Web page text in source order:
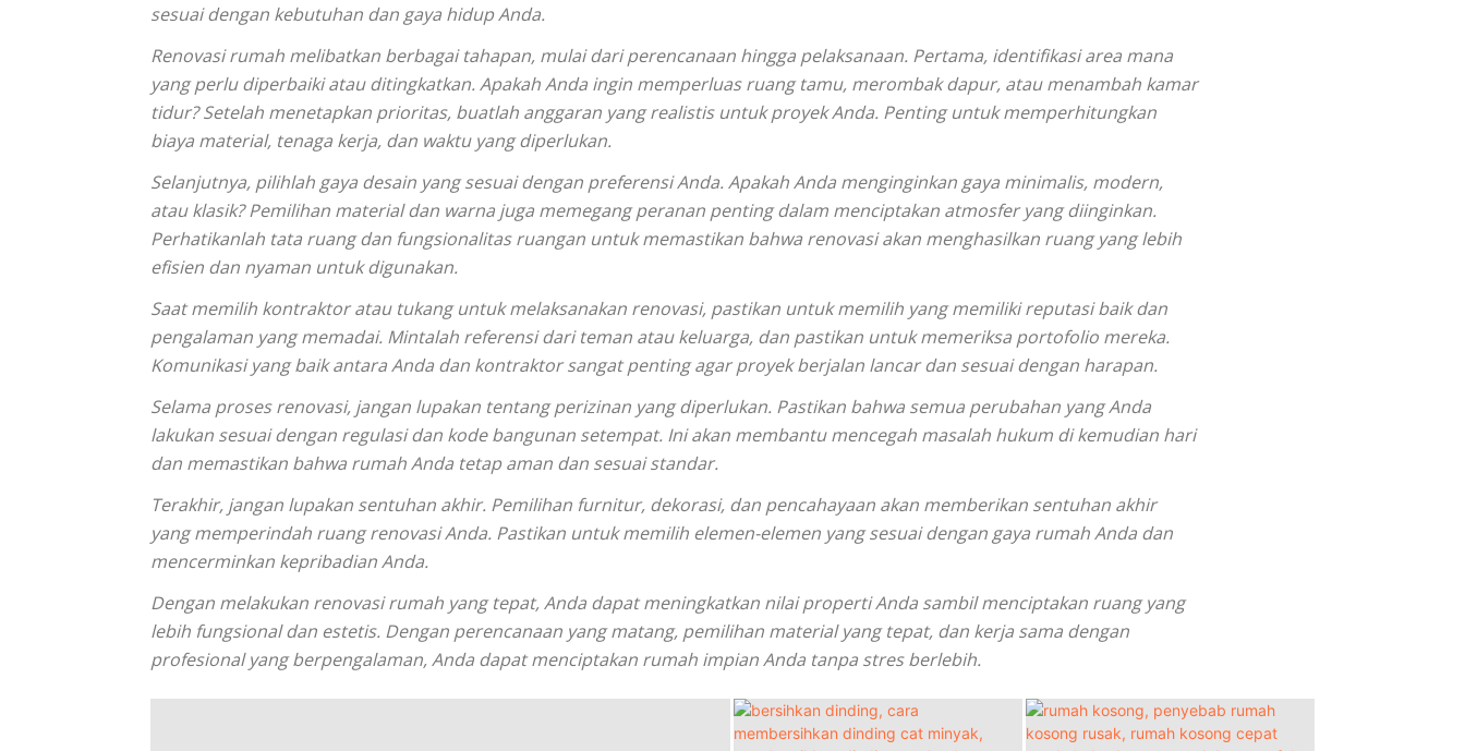
sesuai dengan kebutuhan dan gaya hidup Anda.
Renovasi rumah melibatkan berbagai tahapan, mulai dari perencanaan hingga pelaksanaan. Pertama, identifikasi area mana
yang perlu diperbaiki atau ditingkatkan. Apakah Anda ingin memperluas ruang tamu, merombak dapur, atau menambah kamar
tidur? Setelah menetapkan prioritas, buatlah anggaran yang realistis untuk proyek Anda. Penting untuk memperhitungkan
biaya material, tenaga kerja, dan waktu yang diperlukan.
Selanjutnya, pilihlah gaya desain yang sesuai dengan preferensi Anda. Apakah Anda menginginkan gaya minimalis, modern,
atau klasik? Pemilihan material dan warna juga memegang peranan penting dalam menciptakan atmosfer yang diinginkan.
Perhatikanlah tata ruang dan fungsionalitas ruangan untuk memastikan bahwa renovasi akan menghasilkan ruang yang lebih
efisien dan nyaman untuk digunakan.
Saat memilih kontraktor atau tukang untuk melaksanakan renovasi, pastikan untuk memilih yang memiliki reputasi baik dan
pengalaman yang memadai. Mintalah referensi dari teman atau keluarga, dan pastikan untuk memeriksa portofolio mereka.
Komunikasi yang baik antara Anda dan kontraktor sangat penting agar proyek berjalan lancar dan sesuai dengan harapan.
Selama proses renovasi, jangan lupakan tentang perizinan yang diperlukan. Pastikan bahwa semua perubahan yang Anda
lakukan sesuai dengan regulasi dan kode bangunan setempat. Ini akan membantu mencegah masalah hukum di kemudian hari
dan memastikan bahwa rumah Anda tetap aman dan sesuai standar.
Terakhir, jangan lupakan sentuhan akhir. Pemilihan furnitur, dekorasi, dan pencahayaan akan memberikan sentuhan akhir
yang memperindah ruang renovasi Anda. Pastikan untuk memilih elemen-elemen yang sesuai dengan gaya rumah Anda dan
mencerminkan kepribadian Anda.
Dengan melakukan renovasi rumah yang tepat, Anda dapat meningkatkan nilai properti Anda sambil menciptakan ruang yang
lebih fungsional dan estetis. Dengan perencanaan yang matang, pemilihan material yang tepat, dan kerja sama dengan
profesional yang berpengalaman, Anda dapat menciptakan rumah impian Anda tanpa stres berlebih.